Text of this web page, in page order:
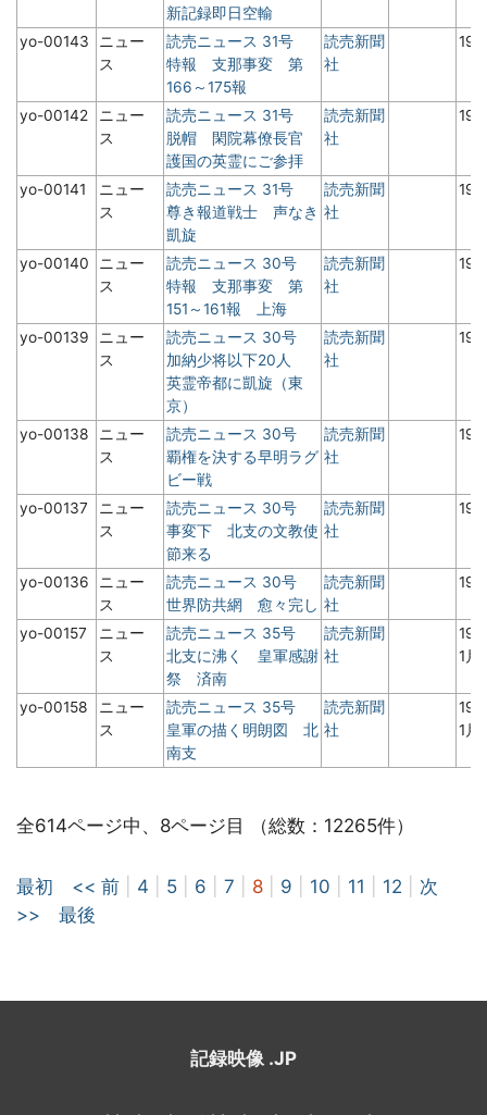
新記録即日空輸
yo-00143
ニュー
ス
読売ニュース 31号
特報 支那事変 第
166～175報
読売新聞
社
yo-00142
ニュー
ス
読売ニュース 31号
脱帽 閑院幕僚長官
護国の英霊にご参拝
読売新聞
社
yo-00141
ニュー
ス
読売ニュース 31号
尊き報道戦士 声なき
凱旋
読売新聞
社
yo-00140
ニュー
ス
読売ニュース 30号
特報 支那事変 第
151～161報 上海
読売新聞
社
yo-00139
ニュー
ス
読売ニュース 30号
加納少将以下20人
英霊帝都に凱旋（東
京）
読売新聞
社
yo-00138
ニュー
ス
読売ニュース 30号
覇権を決する早明ラグ
ビー戦
読売新聞
社
yo-00137
ニュー
ス
読売ニュース 30号
事変下 北支の文教使
節来る
読売新聞
社
yo-00136
ニュー
ス
読売ニュース 30号
世界防共網 愈々完し
読売新聞
社
yo-00157
ニュー
ス
読売ニュース 35号
北支に沸く 皇軍感謝
祭 済南
読売新聞
社
1月
yo-00158
ニュー
ス
読売ニュース 35号
皇軍の描く明朗図 北
南支
読売新聞
社
1月
全614ページ中、8ページ目 （総数：12265件）
最初 << 前 4 5 6 7 8 9 10 11 12
次
>>
最後
記録映像 .JP